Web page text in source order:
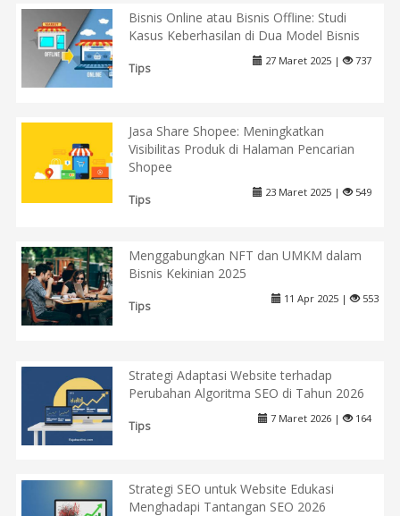
Bisnis Online atau Bisnis Offline: Studi
Kasus Keberhasilan di Dua Model Bisnis
Tips
27 Maret 2025 | 737
Jasa Share Shopee: Meningkatkan
Visibilitas Produk di Halaman Pencarian
Shopee
Tips
23 Maret 2025 | 549
Menggabungkan NFT dan UMKM dalam
Bisnis Kekinian 2025
Tips
11 Apr 2025 | 553
Strategi Adaptasi Website terhadap
Perubahan Algoritma SEO di Tahun 2026
Tips
7 Maret 2026 | 164
Strategi SEO untuk Website Edukasi
Menghadapi Tantangan SEO 2026